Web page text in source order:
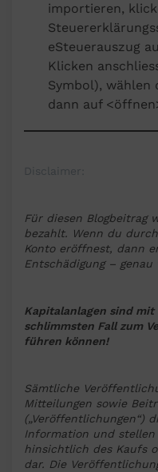
importieren,
eSteuerauszug
Klicken
Symbol), wählen
dann auf
Disclaimer:
Für diesen Blogbeitrag
bezahlt. Wenn du
Konto eröffnest, dann
Entschädigung – genau
Kapitalanlagen sind
schlimmsten Fall zum
führen können!
Sämtliche
Mitteilungen sowie
(„Veröffentlichungen“)
Information und stellen
hinsichtlich des Kaufs
dar. Die